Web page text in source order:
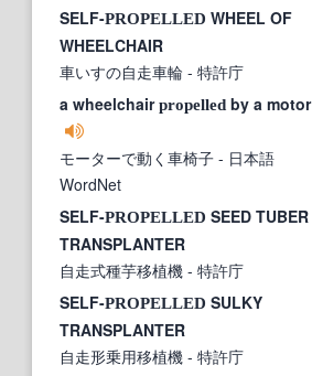
SELF-PROPELLED WHEEL OF
WHEELCHAIR
車いすの自走車輪 - 特許庁
a wheelchairpropelled by a motor
モーターで動く車椅子 - 日本語
WordNet
SELF-PROPELLED SEED TUBER
TRANSPLANTER
自走式種芋移植機 - 特許庁
SELF-PROPELLED SULKY
TRANSPLANTER
自走形乗用移植機 - 特許庁